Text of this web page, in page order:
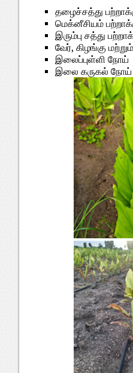
தழைச்சத்து
மெக்னீசியம்
இரும்பு சத்து
வேர், கிழங்கு
இலைப்புள்ளி நோய்
இலை கருகல் நோய்